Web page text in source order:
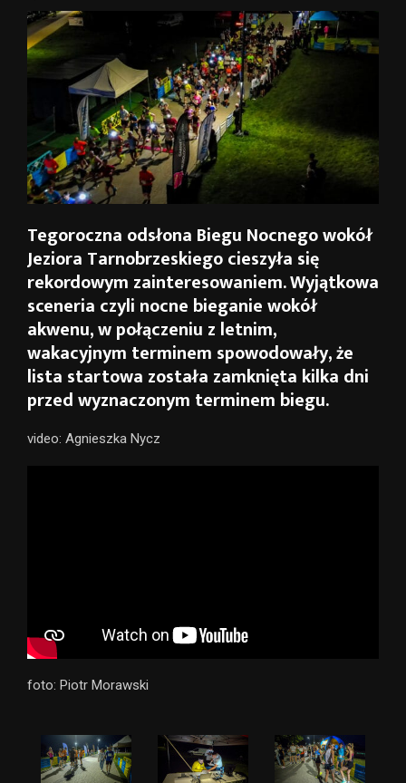
Tegoroczna odsłona Biegu Nocnego wokół
Jeziora Tarnobrzeskiego cieszyła się
rekordowym zainteresowaniem. Wyjątkowa
sceneria czyli nocne bieganie wokół
akwenu, w połączeniu z letnim,
wakacyjnym terminem spowodowały, że
lista startowa została zamknięta kilka dni
przed wyznaczonym terminem biegu.
video: Agnieszka Nycz
foto: Piotr Morawski